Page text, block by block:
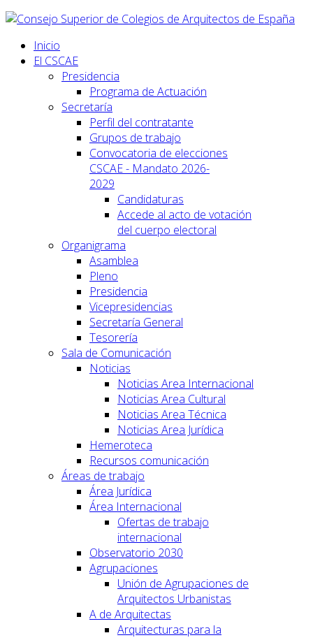
Inicio
El CSCAE
Presidencia
Programa de Actuación
Secretaría
Perfil del contratante
Grupos de trabajo
Convocatoria de elecciones
CSCAE - Mandato 2026-
2029
Candidaturas
Accede al acto de votación
del cuerpo electoral
Organigrama
Asamblea
Pleno
Presidencia
Vicepresidencias
Secretaría General
Tesorería
Sala de Comunicación
Noticias
Noticias Area Internacional
Noticias Area Cultural
Noticias Area Técnica
Noticias Area Jurídica
Hemeroteca
Recursos comunicación
Áreas de trabajo
Área Jurídica
Área Internacional
Ofertas de trabajo
internacional
Observatorio 2030
Agrupaciones
Unión de Agrupaciones de
Arquitectos Urbanistas
A de Arquitectas
Arquitecturas para la